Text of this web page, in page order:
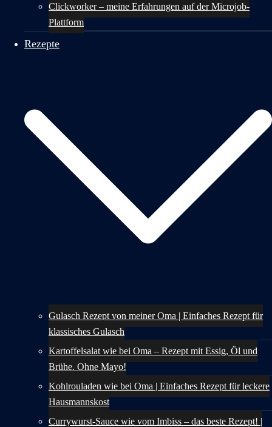
Clickworker – meine Erfahrungen auf der Microjob-
Plattform
Rezepte
Gulasch Rezept von meiner Oma | Einfaches Rezept für
klassisches Gulasch
Kartoffelsalat wie bei Oma – Rezept mit Essig, Öl und
Brühe. Ohne Mayo!
Kohlrouladen wie bei Oma | Einfaches Rezept für leckere
Hausmannskost
Currywurst-Sauce wie vom Imbiss – das beste Rezept! |